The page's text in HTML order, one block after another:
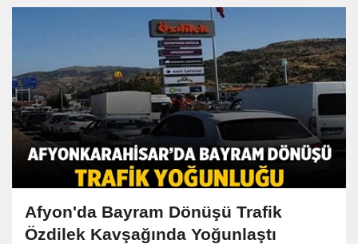
Afyon'da Bayram Dönüşü Trafik
Özdilek Kavşağında Yoğunlaştı